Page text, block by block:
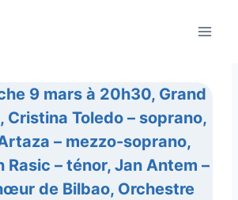
9 mars à 20h30, Grand
Cristina Toledo – soprano,
– mezzo-soprano,
Rasic – ténor, Jan Antem –
de Bilbao, Orchestre